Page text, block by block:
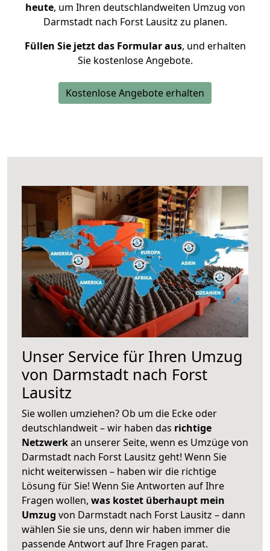
heute, um Ihren deutschlandweiten Umzug von
Darmstadt nach Forst Lausitz zu planen.
Füllen Sie jetzt das Formular aus, und erhalten
Sie kostenlose Angebote.
Kostenlose Angebote erhalten
Unser Service für Ihren Umzug
von Darmstadt nach Forst
Lausitz
Sie wollen umziehen? Ob um die Ecke oder
deutschlandweit – wir haben das richtige
Netzwerkan unserer Seite, wenn es Umzüge von
Darmstadt nach Forst Lausitz geht! Wenn Sie
nicht weiterwissen – haben wir die richtige
Lösung für Sie! Wenn Sie Antworten auf Ihre
Fragen wollen, was kostet überhaupt mein
Umzug von Darmstadt nach Forst Lausitz – dann
wählen Sie sie uns, denn wir haben immer die
passende Antwort auf Ihre Fragen parat.